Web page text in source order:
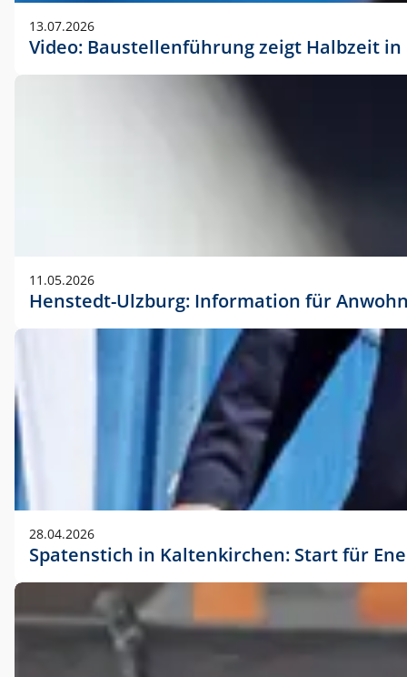
13.07.2026
Video: Baustellenführung zeigt Halbzeit
11.05.2026
Henstedt-Ulzburg: Information für
28.04.2026
Spatenstich in Kaltenkirchen: Start für